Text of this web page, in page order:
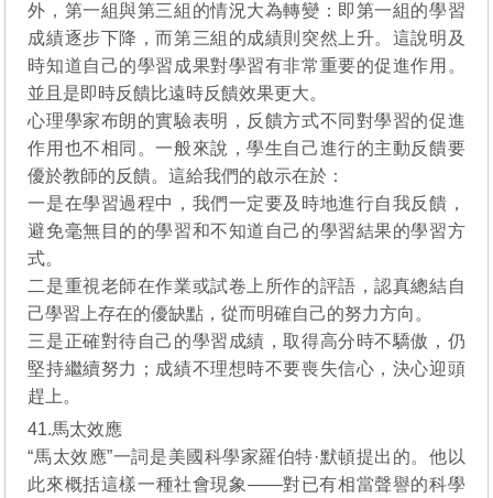
外，第一組與第三組的情況大為轉變：即第一組的學習
成績逐步下降，而第三組的成績則突然上升。這說明及
時知道自己的學習成果對學習有非常重要的促進作用。
並且是即時反饋比遠時反饋效果更大。
心理學家布朗的實驗表明，反饋方式不同對學習的促進
作用也不相同。一般來說，學生自己進行的主動反饋要
優於教師的反饋。這給我們的啟示在於：
一是在學習過程中，我們一定要及時地進行自我反饋，
避免毫無目的的學習和不知道自己的學習結果的學習方
式。
二是重視老師在作業或試卷上所作的評語，認真總結自
己學習上存在的優缺點，從而明確自己的努力方向。
三是正確對待自己的學習成績，取得高分時不驕傲，仍
堅持繼續努力；成績不理想時不要喪失信心，決心迎頭
趕上。
41.馬太效應
“馬太效應”一詞是美國科學家羅伯特·默頓提出的。他以
此來概括這樣一種社會現象——對已有相當聲譽的科學